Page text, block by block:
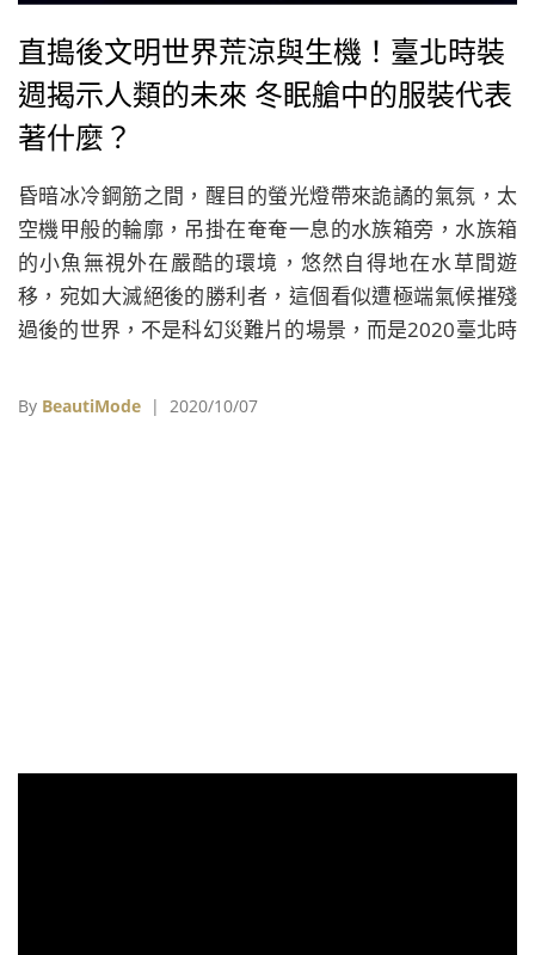
直搗後文明世界荒涼與生機！臺北時裝
週揭示人類的未來 冬眠艙中的服裝代表
著什麼？
昏暗冰冷鋼筋之間，醒目的螢光燈帶來詭譎的氣氛，太
空機甲般的輪廓，吊掛在奄奄一息的水族箱旁，水族箱
的小魚無視外在嚴酷的環境，悠然自得地在水草間遊
移，宛如大滅絕後的勝利者，這個看似遭極端氣候摧殘
過後的世界，不是科幻災難片的場景，而是2020臺北時
廳。
By BeautiMode | 2020/10/07